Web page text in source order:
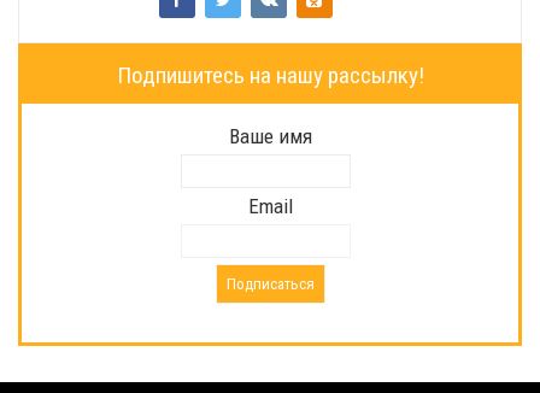
Подпишитесь на нашу рассылку!
Ваше имя
Email